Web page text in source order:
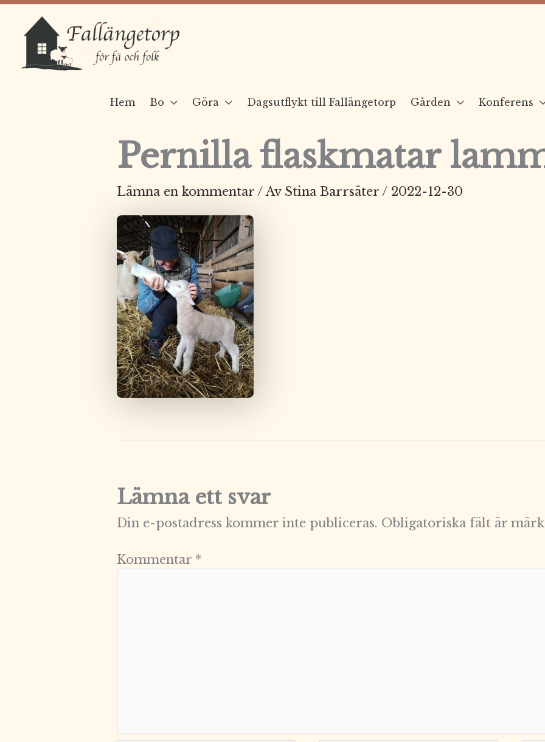
Hoppa
innehåll
Hem Bo Göra Dagsutflykt till Fallängetorp Gården Konferens
Pernilla flaskmatar
Lämna en kommentar / Av Stina Barrsäter / 2022-12-30
Lämna ett svar
Din e-postadress kommer inte publiceras. Obligatoriska fält är
Kommentar *